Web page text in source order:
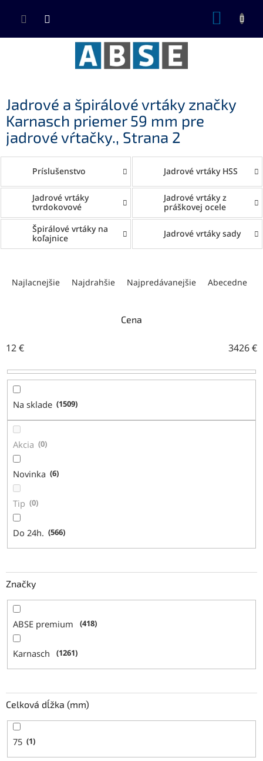
Jadrové a špirálové vrtáky značky
Karnasch priemer 59 mm pre
jadrové vŕtačky., Strana 2
Príslušenstvo Jadrové vrtáky HSS
Jadrové vrtáky
tvrdokovové
Jadrové vrtáky z
práškovej ocele
Špirálové vrtáky na
koľajnice
Jadrové vrtáky sady
e
r
o
k
Najlacnejšie Najdrahšie Najpredávanejšie Abecedne
Cena
12€ 3426€
Na sklade 1509
Akcia 0
Novinka 6
Tip 0
Do 24h. 566
Značky
ABSE premium 418
Karnasch 1261
Celková dĺžka (mm)
75 1